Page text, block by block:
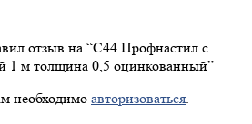
отзыв на “С44 Профнастил с
1 м толщина 0,5 оцинкованный”
необходимо авторизоваться.